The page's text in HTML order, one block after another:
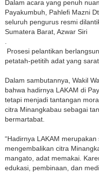
Dalam acara yang penuh
Payakumbuh, Pahlefi Mazni
seluruh pengurus resmi
Sumatera Barat, Azwar Siri
Prosesi pelantikan
petatah-petitih adat yang
Dalam sambutannya, Wakil
bahwa hadirnya LAKAM di
tetapi menjadi tantangan
citra Minangkabau sebagai
bermartabat.
“Hadirnya LAKAM
mengembalikan citra
mangato, adat memakai.
edukasi, pembinaan, dan